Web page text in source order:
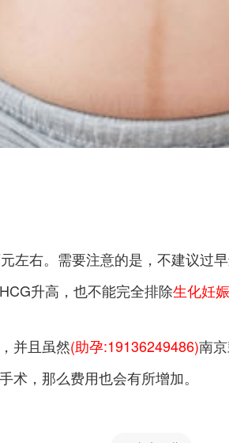
左右。需要注意的是，不建议过
升高，也不能完全排除生化妊娠
并且虽然(助孕:19136249486)南
，那么费用也会有所增加。